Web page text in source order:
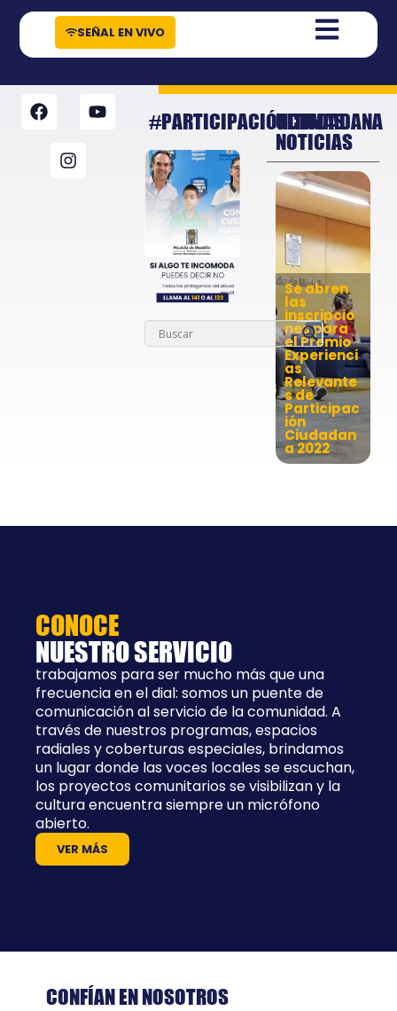
contenido
SEÑAL EN VIVO
#PARTICIPACIÓNCIUDADANA
ULTIMAS
NOTICIAS
Se abren
las
inscripcio
nes para
el Premio
Experienci
as
Relevante
s de
Participac
ión
Ciudadan
a 2022
CONOCE
NUESTRO SERVICIO
trabajamos para ser mucho más que una
frecuencia en el dial: somos un puente de
comunicación al servicio de la comunidad. A
través de nuestros programas, espacios
radiales y coberturas especiales, brindamos
un lugar donde las voces locales se escuchan,
los proyectos comunitarios se visibilizan y la
cultura encuentra siempre un micrófono
abierto.
VER MÁS
CONFÍAN EN NOSOTROS